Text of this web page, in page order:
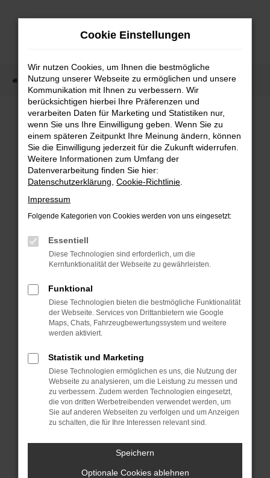
Zum
Startseite Fahrzeugangebote Fahrzeugmarkt
Fahrzeugmarkt
Fehler: Network Error
Beim Laden ist ein Fehler aufgetreten.
Hier sind ein paar Tipps, die dir helfen können:
Überprüfe deine Firewall und deine
Internetverbindung.
deine Suchmaschine?
Prüfe deine Browsererweiterungen.
Manche Erweiterungen, wie Werbeblocker,
können das Laden bestimmter Seiten
anderen Browser oder in einem privaten
Fenster?
Starte dein Gerät neu.
Das kann manchmal helfen,
vorübergehende Probleme zu beheben.
Stelle sicher, dass dein Browser und dein
Betriebssystem auf dem neuesten Stand
Cookie Einstellungen
Wir nutzen Cookies, um Ihnen die bestmögliche
Nutzung unserer Webseite zu ermöglichen und unsere
Kommunikation mit Ihnen zu verbessern. Wir
berücksichtigen hierbei Ihre Präferenzen und
verarbeiten Daten für Marketing und Statistiken nur,
wenn Sie uns Ihre Einwilligung geben. Wenn Sie zu
einem späteren Zeitpunkt Ihre Meinung ändern, können
Sie die Einwilligung jederzeit für die Zukunft widerrufen.
Weitere Informationen zum Umfang der
Datenverarbeitung finden Sie hier:
Datenschutzerklärung Cookie-Richtlinie
Impressum
Folgende Kategorien von Cookies werden von uns eingesetzt:
Essentiell
Diese Technologien sind erforderlich, um die
Kernfunktionalität der Webseite zu gewährleisten.
Funktional
Diese Technologien bieten die bestmögliche Funktionalität
der Webseite. Services von Drittanbietern wie Google
Maps, Chats, Fahrzeugbewertungssystem und weitere
werden aktiviert.
Statistik und Marketing
Diese Technologien ermöglichen es uns, die Nutzung der
Webseite zu analysieren, um die Leistung zu messen und
zu verbessern. Zudem werden Technologien eingesetzt,
die von dritten Werbetreibenden verwendet werden, um
Sie auf anderen Webseiten zu verfolgen und um Anzeigen
zu schalten, die für Ihre Interessen relevant sind.
Speichern
Optionale Cookies ablehnen